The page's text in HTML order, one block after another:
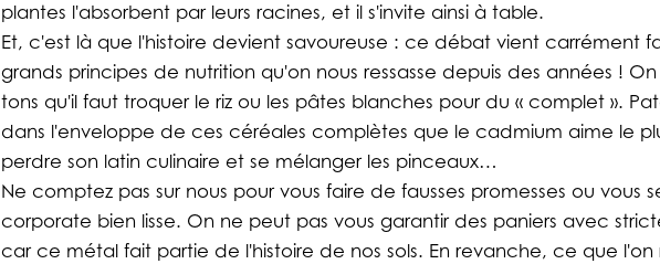
plantes l'absorbent par leurs racines, et il s'invite ainsi à table.
Et, c'est là que l'histoire devient savoureuse : ce débat vient carrément
grands principes de nutrition qu'on nous ressasse depuis des années !
tons qu'il faut troquer le riz ou les pâtes blanches pour du « complet ».
dans l'enveloppe de ces céréales complètes que le cadmium aime le
perdre son latin culinaire et se mélanger les pinceaux…
Ne comptez pas sur nous pour vous faire de fausses promesses ou vous
corporate bien lisse. On ne peut pas vous garantir des paniers avec
car ce métal fait partie de l'histoire de nos sols. En revanche, ce que